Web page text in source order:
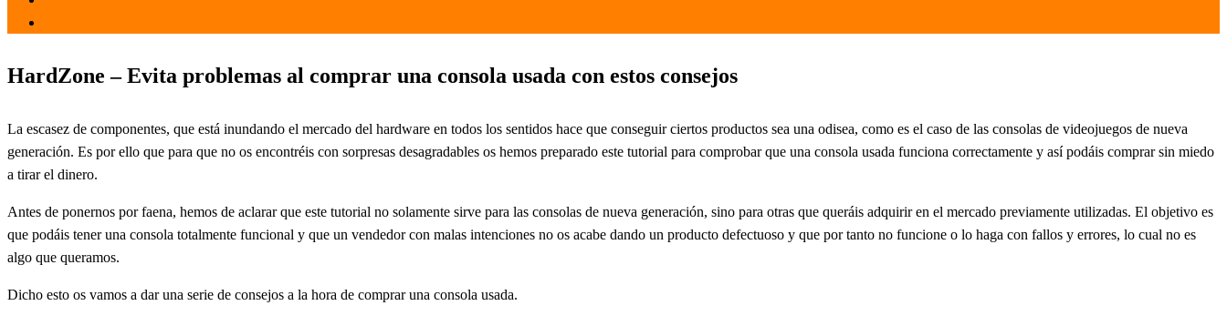
HardZone – Evita problemas al comprar una consola usada con estos consejos
La escasez de componentes, que está inundando el mercado del hardware en todos los sentidos hace que conseguir ciertos productos sea una odisea, como es el caso de las consolas de videojuegos de nueva
generación. Es por ello que para que no os encontréis con sorpresas desagradables os hemos preparado este tutorial para comprobar que una consola usada funciona correctamente y así podáis comprar sin miedo
a tirar el dinero.
Antes de ponernos por faena, hemos de aclarar que este tutorial no solamente sirve para las consolas de nueva generación, sino para otras que queráis adquirir en el mercado previamente utilizadas. El objetivo es
que podáis tener una consola totalmente funcional y que un vendedor con malas intenciones no os acabe dando un producto defectuoso y que por tanto no funcione o lo haga con fallos y errores, lo cual no es
algo que queramos.
Dicho esto os vamos a dar una serie de consejos a la hora de comprar una consola usada.